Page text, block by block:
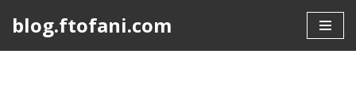
blog.ftofani.com